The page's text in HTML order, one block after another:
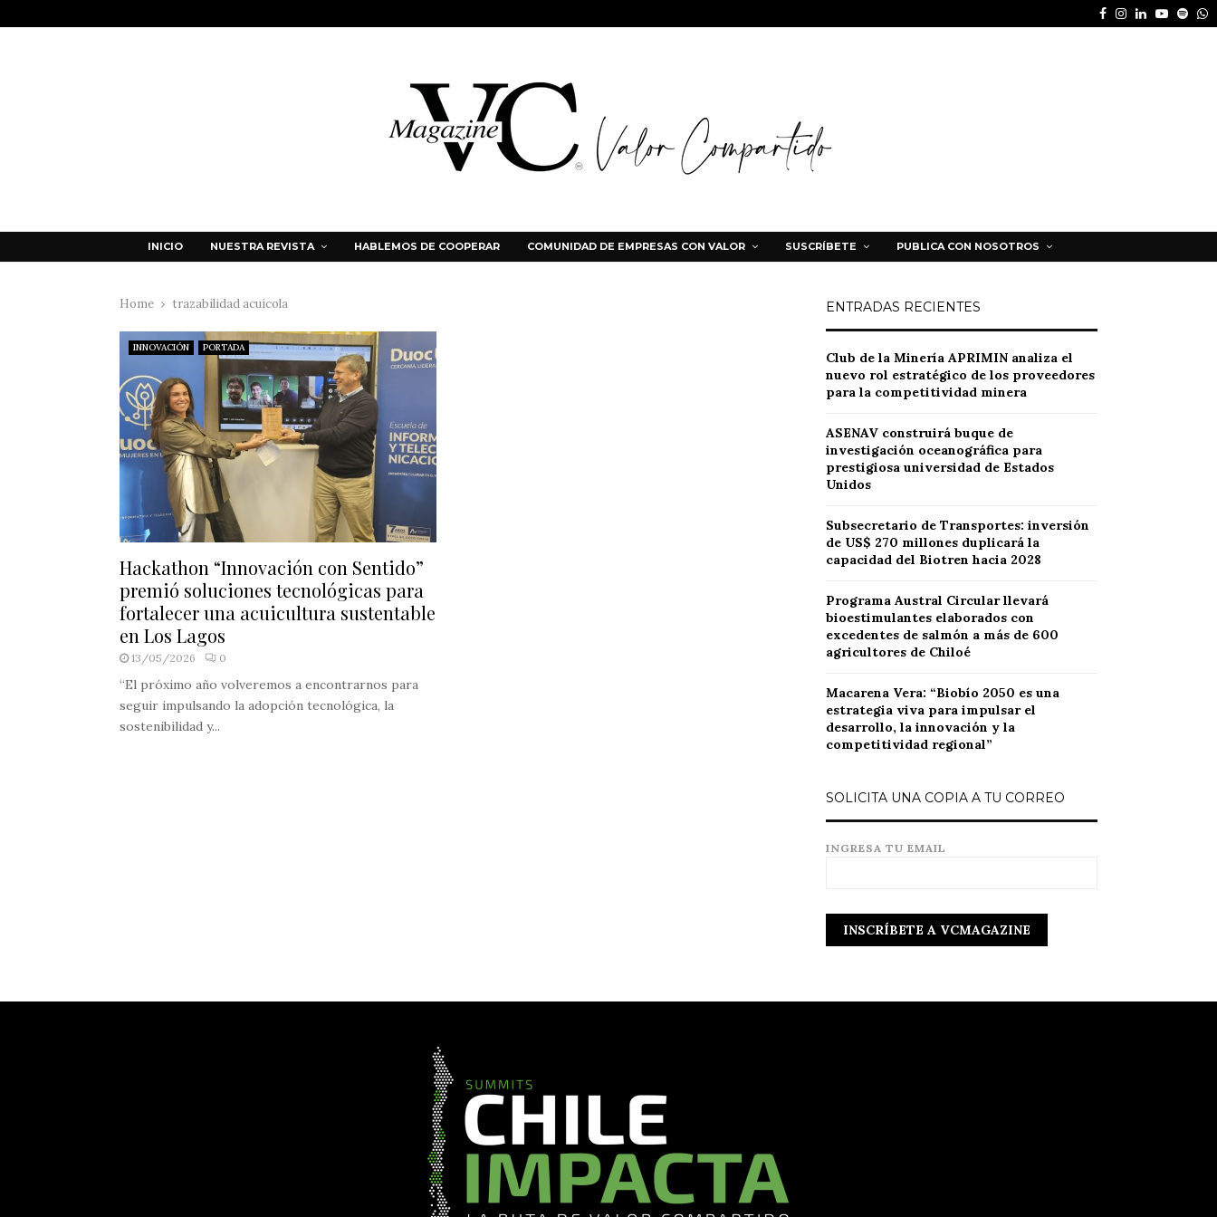
Facebook
Instagram
LinkedinYoutube
INICIO NUESTRA REVISTA HABLEMOS DE COOPERAR COMUNIDAD DE EMPRESAS CON VALOR SUSCRÍBETE PUBLICA CON NOSOTROS
Home trazabilidad acuícola
INNOVACIÓN PORTADA
Hackathon “Innovación con Sentido”
premió soluciones tecnológicas para
fortalecer una acuicultura sustentable
en Los Lagos
13/05/2026 0
“El próximo año volveremos a encontrarnos para
seguir impulsando la adopción tecnológica, la
sostenibilidad y...
ENTRADAS RECIENTES
Club de la Minería APRIMIN analiza el
nuevo rol estratégico de los proveedores
para la competitividad minera
ASENAV construirá buque de
investigación oceanográfica para
prestigiosa universidad de Estados
Unidos
Subsecretario de Transportes: inversión
de US$ 270 millones duplicará la
capacidad del Biotren hacia 2028
Programa Austral Circular llevará
bioestimulantes elaborados con
excedentes de salmón a más de 600
agricultores de Chiloé
Macarena Vera: “Biobío 2050 es una
estrategia viva para impulsar el
desarrollo, la innovación y la
competitividad regional”
SOLICITA UNA COPIA A TU CORREO
INGRESA TU EMAIL